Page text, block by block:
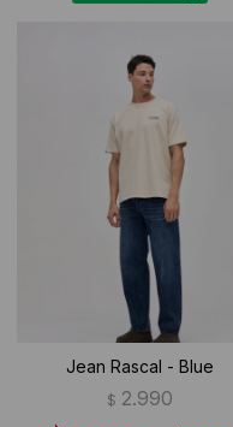
Jean Rascal - Blue
$ 2.990